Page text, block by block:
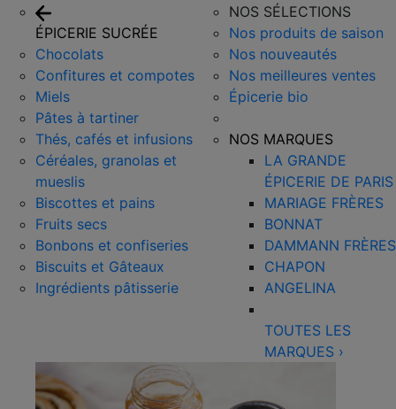
ÉPICERIE SUCRÉE
Chocolats
Confitures et compotes
Miels
Pâtes à tartiner
Thés, cafés et infusions
Céréales, granolas et
mueslis
Biscottes et pains
Fruits secs
Bonbons et confiseries
Biscuits et Gâteaux
Ingrédients pâtisserie
NOS SÉLECTIONS
Nos produits de saison
Nos nouveautés
Nos meilleures ventes
Épicerie bio
NOS MARQUES
LA GRANDE
ÉPICERIE DE PARIS
MARIAGE FRÈRES
BONNAT
DAMMANN FRÈRES
CHAPON
ANGELINA
TOUTES LES
MARQUES ›